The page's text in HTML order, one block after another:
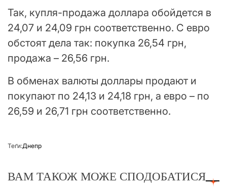
Так, купля-продажа доллара обойдется в
24,07 и 24,09 грн соответственно. С евро
обстоят дела так: покупка 26,54 грн,
продажа – 26,56 грн.
В обменах валюты доллары продают и
покупают по 24,13 и 24,18 грн, а евро – по
26,59 и 26,71 грн соответственно.
Теґи:Днепр
ВАМ ТАКОЖ МОЖЕ СПОДОБАТИСЯ